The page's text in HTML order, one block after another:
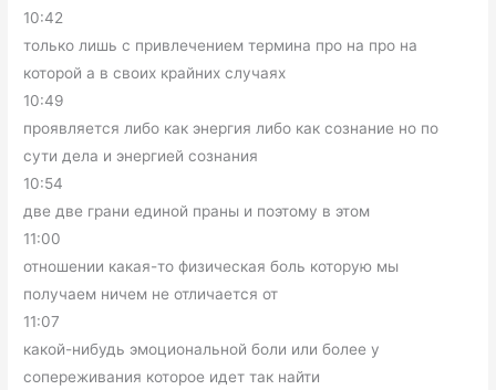
10:42
только лишь с привлечением термина про на про на
которой а в своих крайних случаях
10:49
проявляется либо как энергия либо как сознание но по
сути дела и энергией сознания
10:54
две две грани единой праны и поэтому в этом
11:00
отношении какая-то физическая боль которую мы
получаем ничем не отличается от
11:07
какой-нибудь эмоциональной боли или более у
сопереживания которое идет так найти